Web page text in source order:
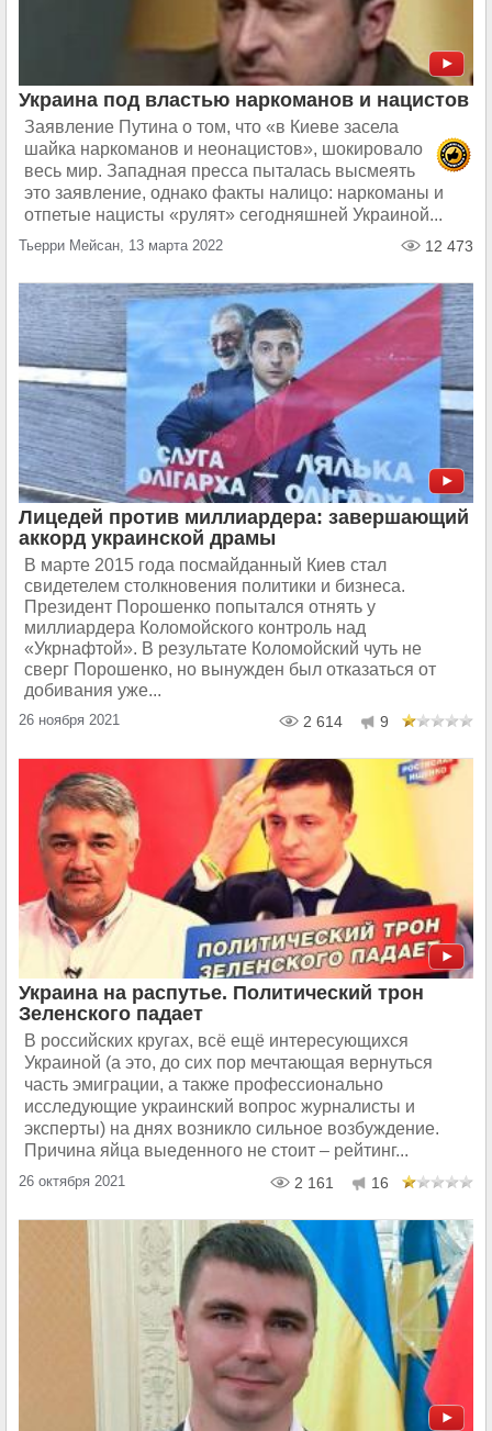
Украина под властью наркоманов и нацистов
Заявление Путина о том, что «в Киеве засела
шайка наркоманов и неонацистов», шокировало
весь мир. Западная пресса пыталась высмеять
это заявление, однако факты налицо: наркоманы и
отпетые нацисты «рулят» сегодняшней Украиной...
Тьерри Мейсан, 13 марта 2022 12 473
Лицедей против миллиардера: завершающий
аккорд украинской драмы
В марте 2015 года посмайданный Киев стал
свидетелем столкновения политики и бизнеса.
Президент Порошенко попытался отнять у
миллиардера Коломойского контроль над
«Укрнафтой». В результате Коломойский чуть не
сверг Порошенко, но вынужден был отказаться от
добивания уже...
26 ноября 2021 2 614 9
Украина на распутье. Политический трон
Зеленского падает
В российских кругах, всё ещё интересующихся
Украиной (а это, до сих пор мечтающая вернуться
часть эмиграции, а также профессионально
исследующие украинский вопрос журналисты и
эксперты) на днях возникло сильное возбуждение.
Причина яйца выеденного не стоит – рейтинг...
26 октября 2021 2 161 16